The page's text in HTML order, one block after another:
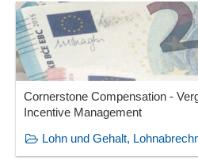
Cornerstone Compensation -
Incentive Management
Lohn und Gehalt,